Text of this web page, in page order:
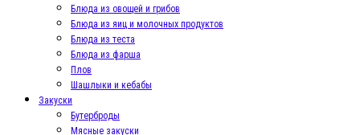
Блюда из овощей и грибов
Блюда из яиц и молочных продуктов
Блюда из теста
Блюда из фарша
Плов
Шашлыки и кебабы
Закуски
Бутерброды
Мясные закуски